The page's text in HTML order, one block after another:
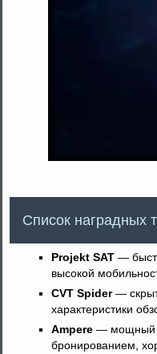
Список наградных
Projekt SAT—
высокой
CVT Spider—
характеристики
Ampere— мощный и
бронированием,